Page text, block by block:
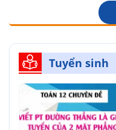
Tuyển sinh